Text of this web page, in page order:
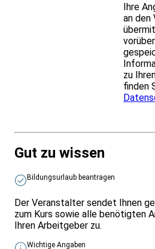
Ihre
an den
zu
finden
Gut zu wissen
Bildungsurlaub beantragen
Der Veranstalter sendet Ihnen
zum Kurs sowie alle benötigten
Ihren Arbeitgeber zu.
Wichtige Angaben